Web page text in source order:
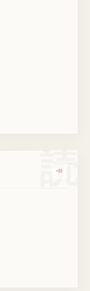
読